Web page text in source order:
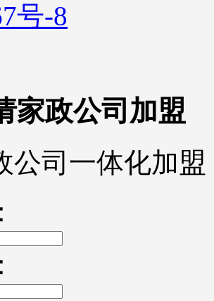
号-8
家政公司加盟
公司一体化加